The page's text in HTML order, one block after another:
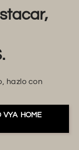
hazlo con
VYA HOME